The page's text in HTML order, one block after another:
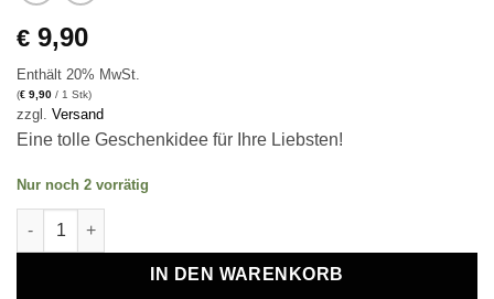
€ 9,90
Enthält 20% MwSt.
(€ 9,90 / 1 Stk)
zzgl. Versand
Eine tolle Geschenkidee für Ihre Liebsten!
Nur noch 2 vorrätig
Espressotasse "Vivaldi Libretto" Menge
IN DEN WARENKORB